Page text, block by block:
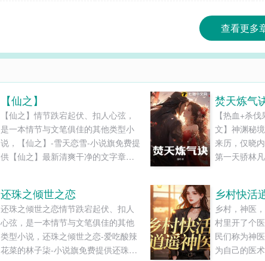
查看更多
【仙之】
【仙之】情节跌宕起伏、扣人心弦，
是一本情节与文笔俱佳的其他类型小
说，【仙之】-雪天恋雪-小说旗免费提
供【仙之】最新清爽干净的文字章节
焚天炼气
【热血+杀
文】神渊秘
来历，仅晓
第一天骄林
迫，修逆天
身，成就焚
因魔女的话
现在的你，
还珠之倾世之恋
还珠之倾世之恋情节跌宕起伏、扣人
心弦，是一本情节与文笔俱佳的其他
类型小说，还珠之倾世之恋-爱吃酸辣
花菜的林子柒-小说旗免费提供还珠之
乡村快活
乡村，神医
村里开了个
民们称为神
为自己的医